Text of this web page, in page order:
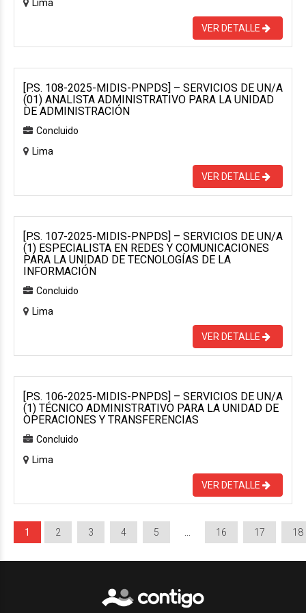
Lima
VER DETALLE
[P.S. 108-2025-MIDIS-PNPDS] – SERVICIOS DE UN/A
(01) ANALISTA ADMINISTRATIVO PARA LA UNIDAD
DE ADMINISTRACIÓN
Concluido
Lima
VER DETALLE
[P.S. 107-2025-MIDIS-PNPDS] – SERVICIOS DE UN/A
(1) ESPECIALISTA EN REDES Y COMUNICACIONES
PARA LA UNIDAD DE TECNOLOGÍAS DE LA
INFORMACIÓN
Concluido
Lima
VER DETALLE
[P.S. 106-2025-MIDIS-PNPDS] – SERVICIOS DE UN/A
(1) TÉCNICO ADMINISTRATIVO PARA LA UNIDAD DE
OPERACIONES Y TRANSFERENCIAS
Concluido
Lima
VER DETALLE
1 2 3 4 5 16 17 18